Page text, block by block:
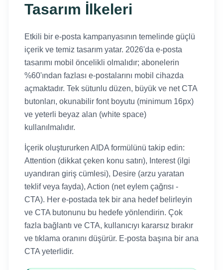
Tasarım İlkeleri
Etkili bir e-posta kampanyasının temelinde güçlü
içerik ve temiz tasarım yatar. 2026'da e-posta
tasarımı mobil öncelikli olmalıdır; abonelerin
%60'ından fazlası e-postalarını mobil cihazda
açmaktadır. Tek sütunlu düzen, büyük ve net CTA
butonları, okunabilir font boyutu (minimum 16px)
ve yeterli beyaz alan (white space)
kullanılmalıdır.
İçerik oluştururken AIDA formülünü takip edin:
Attention (dikkat çeken konu satırı), Interest (ilgi
uyandıran giriş cümlesi), Desire (arzu yaratan
teklif veya fayda), Action (net eylem çağrısı -
CTA). Her e-postada tek bir ana hedef belirleyin
ve CTA butonunu bu hedefe yönlendirin. Çok
fazla bağlantı ve CTA, kullanıcıyı kararsız bırakır
ve tıklama oranını düşürür. E-posta başına bir ana
CTA yeterlidir.